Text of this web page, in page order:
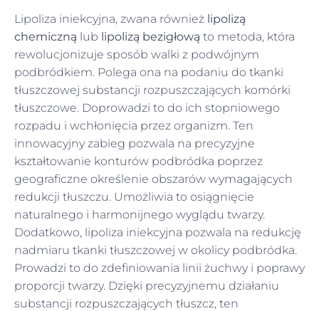
Lipoliza iniekcyjna, zwana również lipolizą
chemiczną lub lipolizą bezigłową to metoda, która
rewolucjonizuje sposób walki z podwójnym
podbródkiem. Polega ona na podaniu do tkanki
tłuszczowej substancji rozpuszczających komórki
tłuszczowe. Doprowadzi to do ich stopniowego
rozpadu i wchłonięcia przez organizm. Ten
innowacyjny zabieg pozwala na precyzyjne
kształtowanie konturów podbródka poprzez
geograficzne określenie obszarów wymagających
redukcji tłuszczu. Umożliwia to osiągnięcie
naturalnego i harmonijnego wyglądu twarzy.
Dodatkowo, lipoliza iniekcyjna pozwala na redukcję
nadmiaru tkanki tłuszczowej w okolicy podbródka.
Prowadzi to do zdefiniowania linii żuchwy i poprawy
proporcji twarzy. Dzięki precyzyjnemu działaniu
substancji rozpuszczających tłuszcz, ten